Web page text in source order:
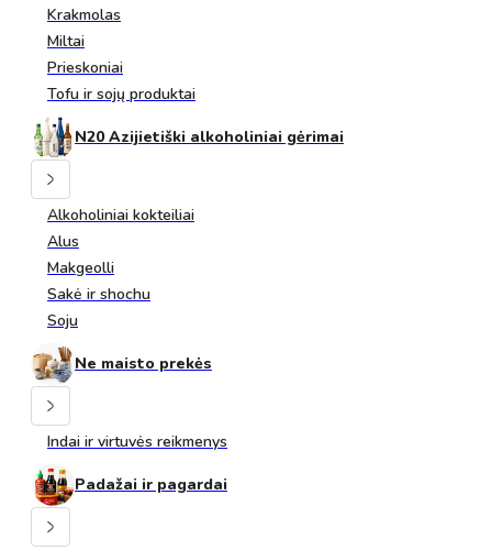
Krakmolas
Miltai
Prieskoniai
Tofu ir sojų produktai
N20 Azijietiški alkoholiniai gėrimai
Alkoholiniai kokteiliai
Alus
Makgeolli
Sakė ir shochu
Soju
Ne maisto prekės
Indai ir virtuvės reikmenys
Padažai ir pagardai